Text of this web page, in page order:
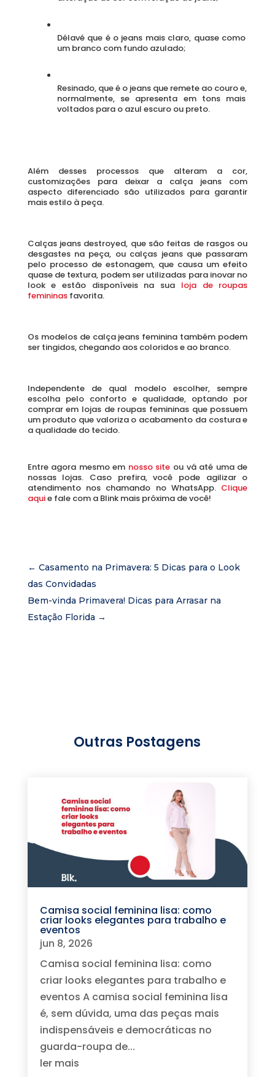
Délavé que é o jeans mais claro, quase como
um branco com fundo azulado;
Resinado, que é o jeans que remete ao couro e,
normalmente, se apresenta em tons mais
voltados para o azul escuro ou preto.
Além desses processos que alteram a cor,
customizações para deixar a calça jeans com
aspecto diferenciado são utilizados para garantir
mais estilo à peça.
Calças jeans destroyed, que são feitas de rasgos ou
desgastes na peça, ou calças jeans que passaram
pelo processo de estonagem, que causa um efeito
quase de textura, podem ser utilizadas para inovar no
look e estão disponíveis na sua loja de roupas
femininas favorita.
Os modelos de calça jeans feminina também podem
ser tingidos, chegando aos coloridos e ao branco.
Independente de qual modelo escolher, sempre
escolha pelo conforto e qualidade, optando por
comprar em lojas de roupas femininas que possuem
um produto que valoriza o acabamento da costura e
a qualidade do tecido.
Entre agora mesmo em nosso site ou vá até uma de
nossas lojas. Caso prefira, você pode agilizar o
atendimento nos chamando no WhatsApp. Clique
aqui e fale com a Blink mais próxima de você!
← Casamento na Primavera: 5 Dicas para o Look
das Convidadas
Bem-vinda Primavera! Dicas para Arrasar na
Estação Florida →
Outras Postagens
Camisa social feminina lisa: como
criar looks elegantes para trabalho e
eventos
jun 8, 2026
Camisa social feminina lisa: como
criar looks elegantes para trabalho e
eventos A camisa social feminina lisa
é, sem dúvida, uma das peças mais
indispensáveis e democráticas no
guarda-roupa de...
ler mais